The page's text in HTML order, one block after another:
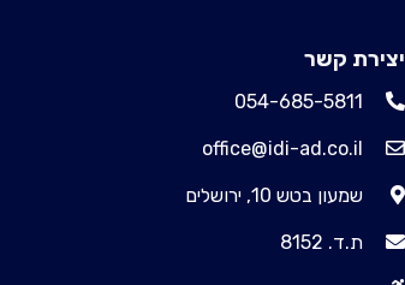
יצירת קשר
054-685-5811
office@idi-ad.co.il
שמעון בטש 10, ירושלים
ת.ד. 8152